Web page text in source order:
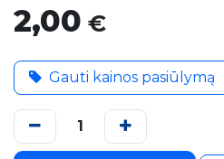
2,00 €
Gauti kainos pasiūlymą